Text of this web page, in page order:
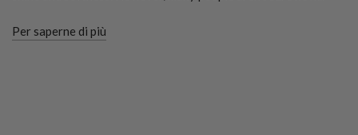
Per saperne di più